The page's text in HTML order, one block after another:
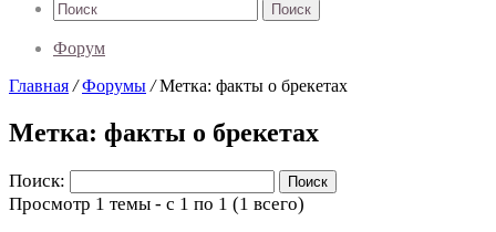
Поиск
Форум
Главная / Форумы / Метка: факты о брекетах
Метка: факты о брекетах
Поиск:
Просмотр 1 темы - с 1 по 1 (1 всего)